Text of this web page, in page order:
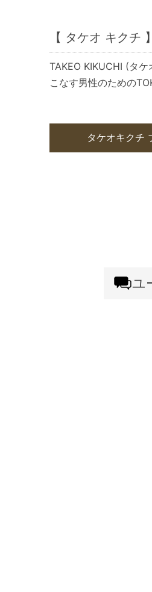
【 タケオ キクチ 】
TAKEO KIKUCHI (タ
こなす男性のための
タケオキクチ
ユ